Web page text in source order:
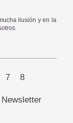
ilusión y en la
7 8